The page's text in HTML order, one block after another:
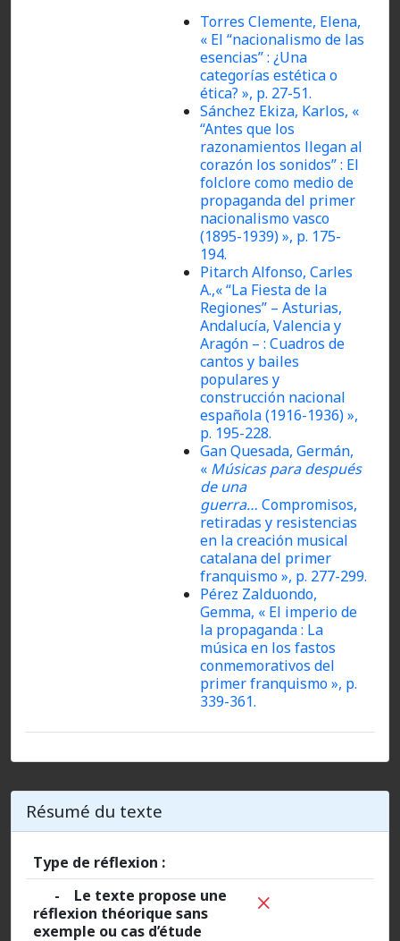
Torres Clemente, Elena,
« El “nacionalismo de las
esencias” : ¿Una
categorías estética o
ética? », p. 27-51.
Sánchez Ekiza, Karlos, «
“Antes que los
razonamientos llegan al
corazón los sonidos” : El
folclore como medio de
propaganda del primer
nacionalismo vasco
(1895-1939) », p. 175-
194.
Pitarch Alfonso, Carles
A.,« “La Fiesta de la
Regiones” – Asturias,
Andalucía, Valencia y
Aragón – : Cuadros de
cantos y bailes
populares y
construcción nacional
española (1916-1936) »,
p. 195-228.
Gan Quesada, Germán,
« Músicas para después
de una
guerra… Compromisos,
retiradas y resistencias
en la creación musical
catalana del primer
franquismo », p. 277-299.
Pérez Zalduondo,
Gemma, « El imperio de
la propaganda : La
música en los fastos
conmemorativos del
primer franquismo », p.
339-361.
Résumé du texte
Type de réflexion :
- Le texte propose une
réflexion théorique sans
exemple ou cas d’étude